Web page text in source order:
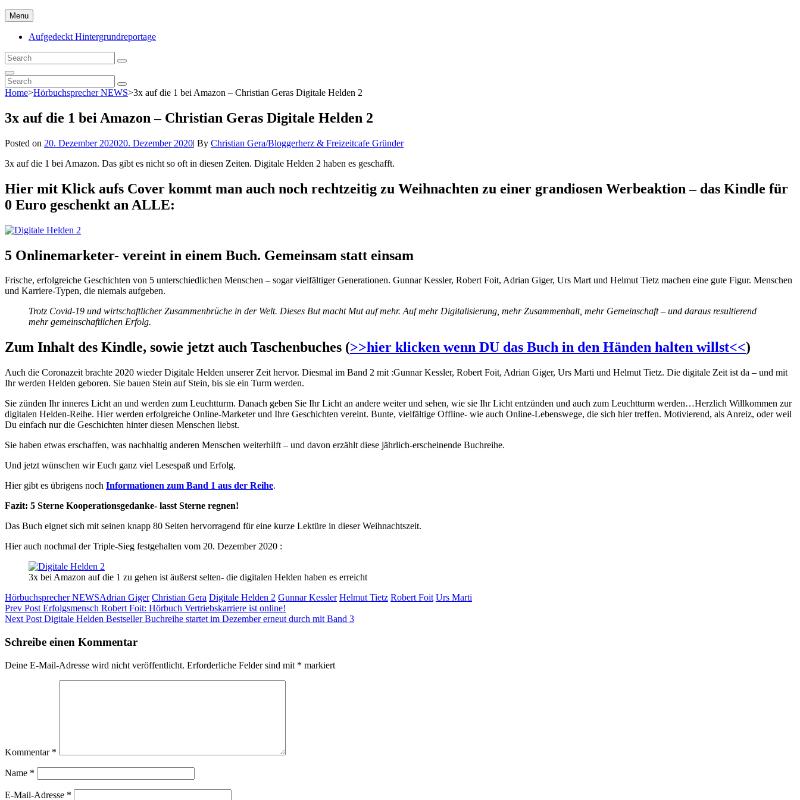
Skip
to
content
Menu
Aufgedeckt Hintergrundreportage
Search
for:
Search
Search
Search
for:
Search
Home>Hörbuchsprecher NEWS>3x auf die 1 bei Amazon – Christian Geras Digitale Helden 2
3x auf die 1 bei Amazon – Christian Geras Digitale Helden 2
Posted on 20. Dezember 202020. Dezember 2020| By Byline
Christian Gera/Bloggerherz & Freizeitcafe Gründer
3x auf die 1 bei Amazon. Das gibt es nicht so oft in diesen Zeiten. Digitale Helden 2 haben es geschafft.
Hier mit Klick aufs Cover kommt man auch noch rechtzeitig zu Weihnachten zu einer grandiosen Werbeaktion – das Kindle für
0 Euro geschenkt an ALLE:
5 Onlinemarketer- vereint in einem Buch. Gemeinsam statt einsam
Frische, erfolgreiche Geschichten von 5 unterschiedlichen Menschen – sogar vielfältiger Generationen. Gunnar Kessler, Robert Foit, Adrian Giger, Urs Mart und Helmut Tietz machen eine gute Figur. Menschen
und Karriere-Typen, die niemals aufgeben.
Trotz Covid-19 und wirtschaftlicher Zusammenbrüche in der Welt. Dieses But macht Mut auf mehr. Auf mehr Digitalisierung, mehr Zusammenhalt, mehr Gemeinschaft – und daraus resultierend
mehr gemeinschaftlichen Erfolg.
Zum Inhalt des Kindle, sowie jetzt auch Taschenbuches (>>hier klicken wenn DU das Buch in den Händen halten willst<<)
Auch die Coronazeit brachte 2020 wieder Digitale Helden unserer Zeit hervor. Diesmal im Band 2 mit :Gunnar Kessler, Robert Foit, Adrian Giger, Urs Marti und Helmut Tietz. Die digitale Zeit ist da – und mit
Ihr werden Helden geboren. Sie bauen Stein auf Stein, bis sie ein Turm werden.
Sie zünden Ihr inneres Licht an und werden zum Leuchtturm. Danach geben Sie Ihr Licht an andere weiter und sehen, wie sie Ihr Licht entzünden und auch zum Leuchtturm werden…Herzlich Willkommen zur
digitalen Helden-Reihe. Hier werden erfolgreiche Online-Marketer und Ihre Geschichten vereint. Bunte, vielfältige Offline- wie auch Online-Lebenswege, die sich hier treffen. Motivierend, als Anreiz, oder weil
Du einfach nur die Geschichten hinter diesen Menschen liebst.
Sie haben etwas erschaffen, was nachhaltig anderen Menschen weiterhilft – und davon erzählt diese jährlich-erscheinende Buchreihe.
Und jetzt wünschen wir Euch ganz viel Lesespaß und Erfolg.
Hier gibt es übrigens noch Informationen zum Band 1 aus der Reihe.
Fazit: 5 Sterne Kooperationsgedanke- lasst Sterne regnen!
Das Buch eignet sich mit seinen knapp 80 Seiten hervorragend für eine kurze Lektüre in dieser Weihnachtszeit.
Hier auch nochmal der Triple-Sieg festgehalten vom 20. Dezember 2020 :
3x bei Amazon auf die 1 zu gehen ist äußerst selten- die digitalen Helden haben es erreicht
Categories
Hörbuchsprecher NEWSTags,
Adrian Giger Christian Gera Digitale Helden 2 Gunnar Kessler Helmut Tietz Robert Foit Urs Marti
Beitragsnavigation
Previous
Post
Prev Post Erfolgsmensch Robert Foit: Hörbuch Vertriebskarriere ist online!
Next
Next Post Digitale Helden Bestseller Buchreihe startet im Dezember erneut durch mit Band 3
Schreibe einen Kommentar
Deine E-Mail-Adresse wird nicht veröffentlicht. Erforderliche Felder sind mit * markiert
Kommentar *
Name *
E-Mail-Adresse *